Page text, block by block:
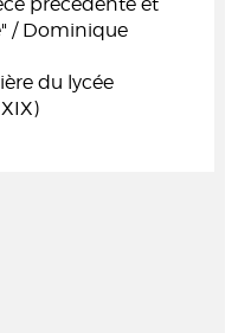
/ Dominique
du lycée